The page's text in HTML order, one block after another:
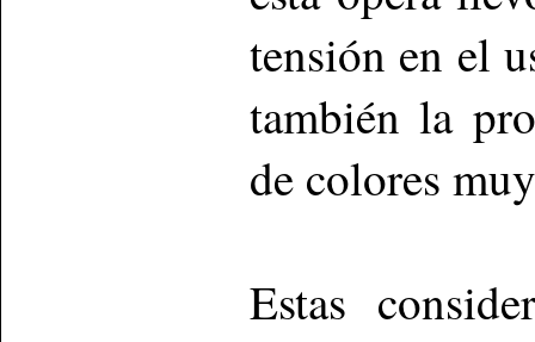
tensión en el
también la
de colores
Estas